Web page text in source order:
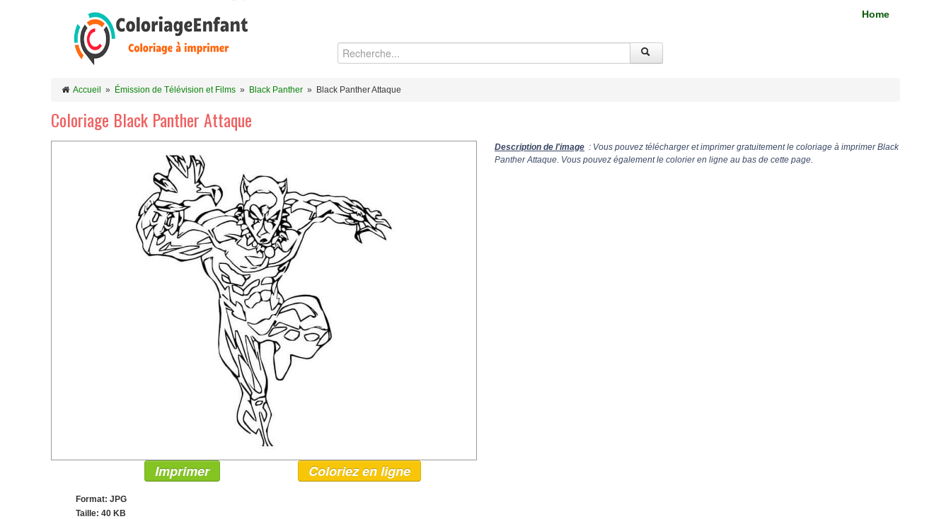
Home
Accueil » Émission de Télévision et Films » Black Panther » Black Panther Attaque
Coloriage Black Panther Attaque
Description de l'image : Vous pouvez télécharger et imprimer gratuitement le coloriage à imprimer Black
Panther Attaque. Vous pouvez également le colorier en ligne au bas de cette page.
Imprimer Coloriez en ligne
Format: JPG
Taille: 40 KB